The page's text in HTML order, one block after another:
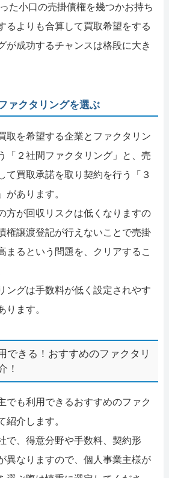
た小口の売掛債権を幾つかお持ち
るよりも合算して買取希望をする
が成功するチャンスは格段に大き
ァクタリングを選ぶ
取を希望する企業とファクタリン
「２社間ファクタリング」と、売
て買取承諾を取り契約を行う「３
があります。
方が回収リスクは低くなりますの
権譲渡登記が行えないことで売掛
まるという問題を、クリアするこ
ングは手数料が低く設定されやす
ります。
できる！おすすめのファクタリ
！
でも利用できるおすすめのファク
紹介します。
で、得意分野や手数料、契約形
異なりますので、個人事業主様が